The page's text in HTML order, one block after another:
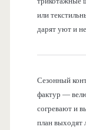
или
дарят уют и
Сезонный
фактур —
согревают и
план выходят